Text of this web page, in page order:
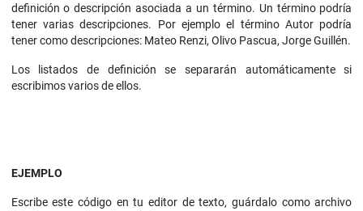
definición o descripción asociada a un término. Un término podría
tener varias descripciones. Por ejemplo el término Autor podría
tener como descripciones: Mateo Renzi, Olivo Pascua, Jorge Guillén.
Los listados de definición se separarán automáticamente si
escribimos varios de ellos.
EJEMPLO
Escribe este código en tu editor de texto, guárdalo como archivo